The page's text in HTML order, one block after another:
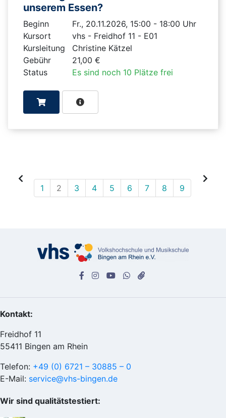
unserem Essen?
Beginn
Fr., 20.11.2026, 15:00 - 18:00 Uhr
Kursort
vhs - Freidhof 11 - E01
Kursleitung
Christine Kätzel
Gebühr
21,00 €
Status
Es sind noch 10 Plätze frei
1 2 3 4 5 6 7 8 9
Kontakt:
Freidhof 11
55411 Bingen am Rhein
Telefon: +49 (0) 6721 – 30885 – 0
E-Mail: service@vhs-bingen.de
Wir sind qualitätstestiert: